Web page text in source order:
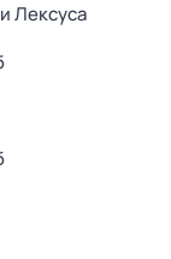
Лексуса